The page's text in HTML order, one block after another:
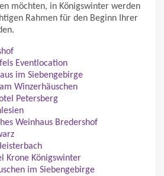
möchten, in Königswinter werden
Rahmen für den Beginn Ihrer
Eventlocation
im Siebengebirge
Winzerhäuschen
Petersberg
Weinhaus Bredershof
Krone Königswinter
im Siebengebirge